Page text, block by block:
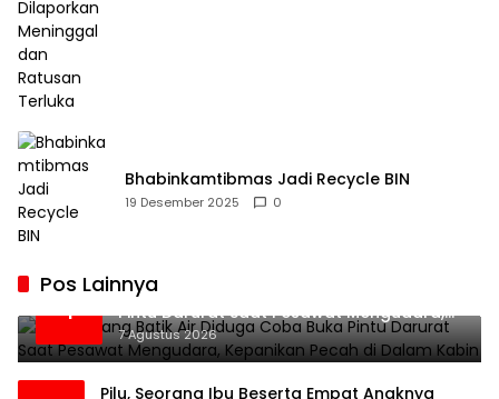
Bhabinkamtibmas Jadi Recycle BIN
19 Desember 2025 0
Pos Lainnya
1
Penumpang Batik Air Diduga Coba Buka
Pintu Darurat Saat Pesawat Mengudara,
Kepanikan Pecah di Dalam Kabin
7 Agustus 2026
Pilu, Seorang Ibu Beserta Empat Anaknya